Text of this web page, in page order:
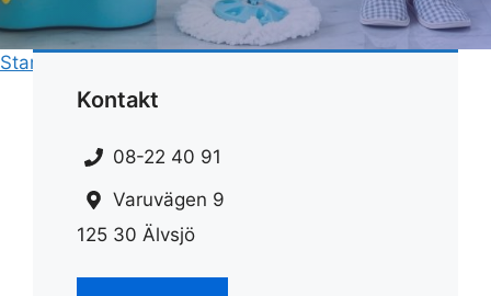
Start
Kontakt
08-22 40 91
Varuvägen 9
125 30 Älvsjö